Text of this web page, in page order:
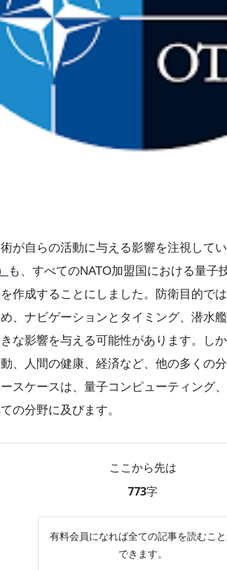
が自らの活動に与える影響を注視してい
も、すべてのNATO加盟国における量子
作成することにしました。防衛目的で
、ナビゲーションとタイミング、潜水
な影響を与える可能性があります。し
、人間の健康、経済など、他の多くの
スケースは、量子コンピューティング
の分野に及びます。
ここから先は
773字
有料会員になれば全ての記事を読むこ
できます。